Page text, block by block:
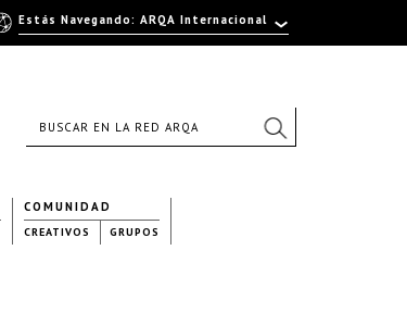
COMUNIDAD
CREATIVOS GRUPOS
Estás Navegando: ARQA Internacional